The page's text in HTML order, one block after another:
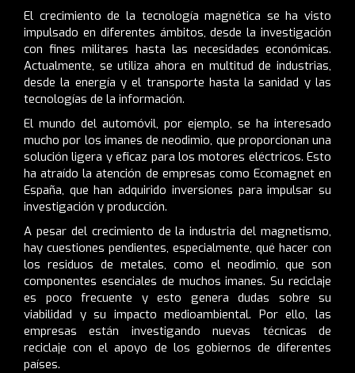
El crecimiento de la tecnología magnética se ha visto
impulsado en diferentes ámbitos, desde la investigación
con fines militares hasta las necesidades económicas.
Actualmente, se utiliza ahora en multitud de industrias,
desde la energía y el transporte hasta la sanidad y las
tecnologías de la información.
El mundo del automóvil, por ejemplo, se ha interesado
mucho por los imanes de neodimio, que proporcionan una
solución ligera y eficaz para los motores eléctricos. Esto
ha atraído la atención de empresas como Ecomagnet en
España, que han adquirido inversiones para impulsar su
investigación y producción.
A pesar del crecimiento de la industria del magnetismo,
hay cuestiones pendientes, especialmente, qué hacer con
los residuos de metales, como el neodimio, que son
componentes esenciales de muchos imanes. Su reciclaje
es poco frecuente y esto genera dudas sobre su
viabilidad y su impacto medioambiental. Por ello, las
empresas están investigando nuevas técnicas de
reciclaje con el apoyo de los gobiernos de diferentes
países.